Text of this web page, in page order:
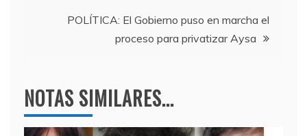
POLÍTICA: El Gobierno puso en marcha el
proceso para privatizar Aysa
NOTAS SIMILARES...